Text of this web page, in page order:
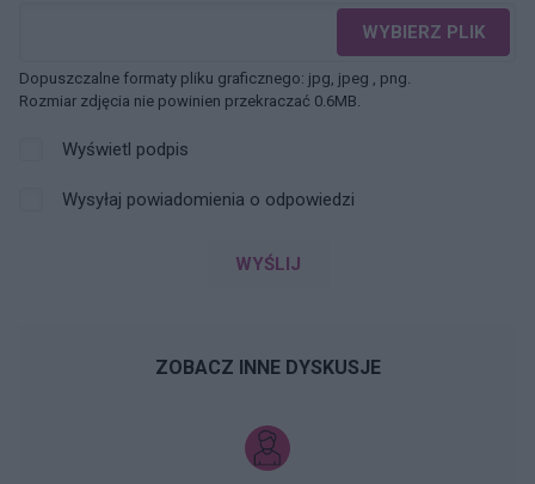
WYBIERZ PLIK
Dopuszczalne formaty pliku graficznego: jpg, jpeg , png.
Rozmiar zdjęcia nie powinien przekraczać 0.6MB.
Wyświetl podpis
Wysyłaj powiadomienia o odpowiedzi
WYŚLIJ
ZOBACZ INNE DYSKUSJE